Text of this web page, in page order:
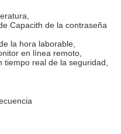
Capacith de la contraseña
la hora laborable,
en línea remoto,
tiempo real de la seguridad,